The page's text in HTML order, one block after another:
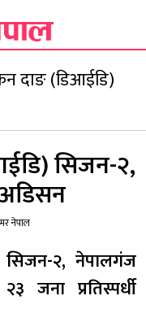
दाङ (डिआईडि)
सिजन-२,
नेपाल
२, नेपालगंज
जना प्रतिस्पर्धी